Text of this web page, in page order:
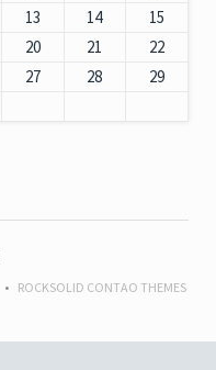
13 14
15
20 21
22
27 28
29
ROCKSOLID CONTAO THEMES